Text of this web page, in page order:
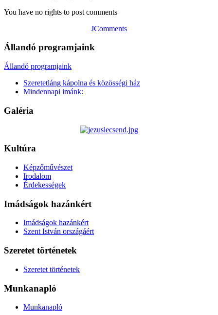
You have no rights to post comments
JComments
Állandó programjaink
Állandó programjaink
Szeretetláng kápolna és közösségi ház
Mindennapi imánk:
Galéria
Kultúra
Képzőművészet
Irodalom
Érdekességek
Imádságok hazánkért
Imádságok hazánkért
Szent István országáért
Szeretet történetek
Szeretet történetek
Munkanapló
Munkanapló